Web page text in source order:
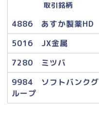
取引銘柄
4886 あすか製薬HD
5016 JX金属
7280 ミツバ
9984 ソフトバンクグ
ループ